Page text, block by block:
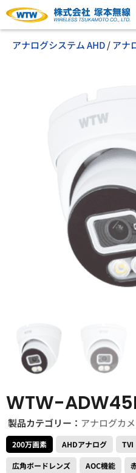
アナログシステム AHD/アナ
WTW-
製品カテゴリー： アナログカ
200万画素 AHDアナログ TVI
広角ボードレンズ AOC機能